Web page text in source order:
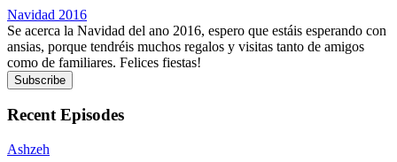
Navidad 2016
Se acerca la Navidad del ano 2016, espero que estáis esperando con
ansias, porque tendréis muchos regalos y visitas tanto de amigos
como de familiares. Felices fiestas!
Subscribe
Recent Episodes
Ashzeh